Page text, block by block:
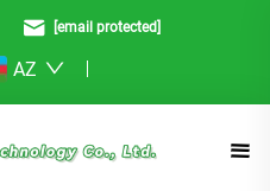
[email protected]
AZ